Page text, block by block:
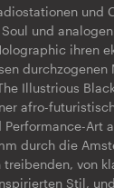
und
und
ihren
Illustrious
afro-
Performance-Art
durch die
von
Stil,